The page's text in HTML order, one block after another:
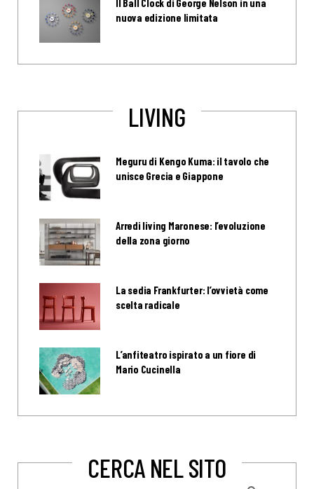
Il Ball Clock di George Nelson in una
nuova edizione limitata
LIVING
Meguru di Kengo Kuma: il tavolo che
unisce Grecia e Giappone
Arredi living Maronese: l’evoluzione
della zona giorno
La sedia Frankfurter: l’ovvietà come
scelta radicale
L’anfiteatro ispirato a un fiore di
Mario Cucinella
CERCA NEL SITO